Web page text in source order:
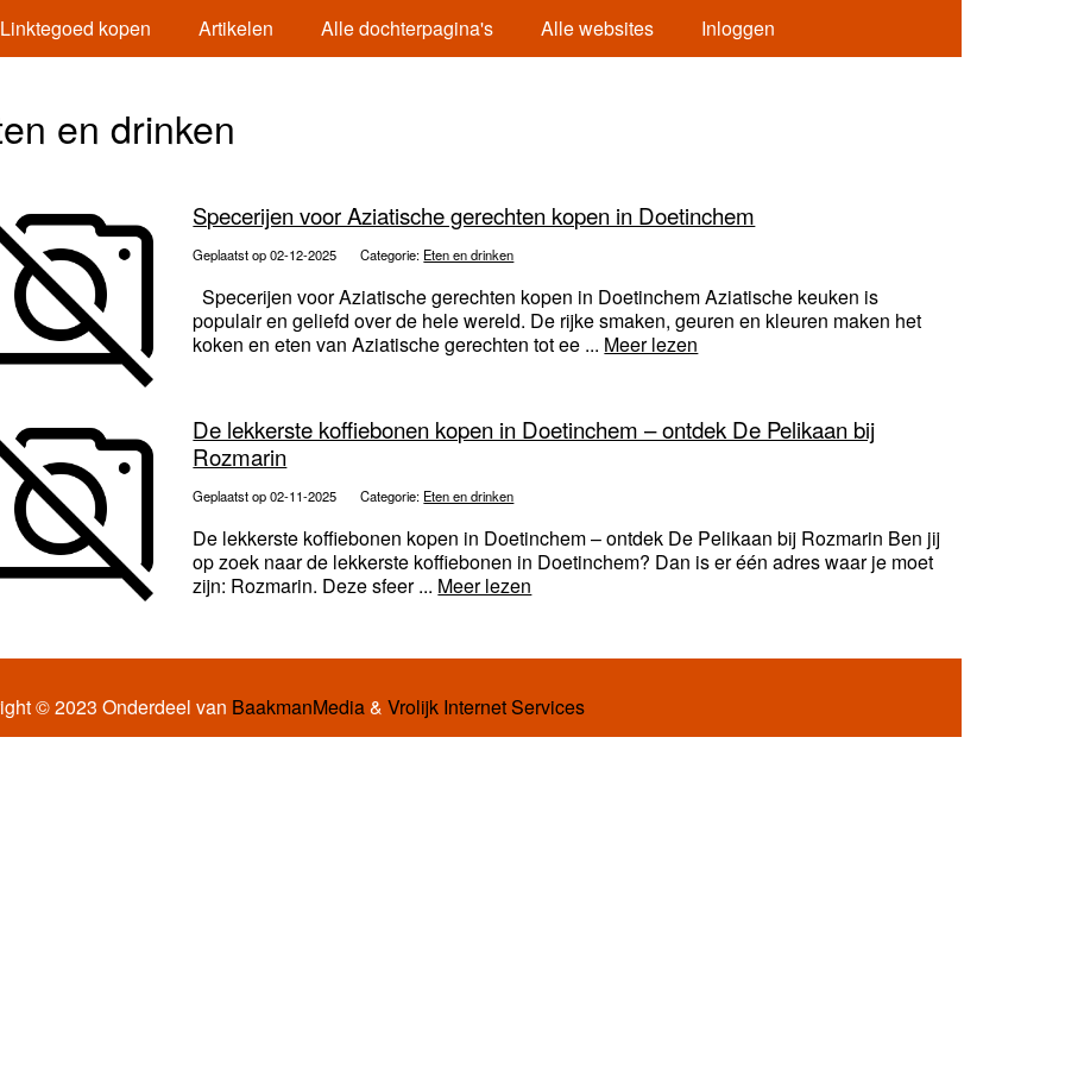
Linktegoed kopen Artikelen Alle dochterpagina's Alle websites Inloggen
en drinken
Specerijen voor Aziatische gerechten kopen in Doetinchem
Geplaatst op 02-12-2025 Categorie: Eten en drinken
Specerijen voor Aziatische gerechten kopen in Doetinchem Aziatische keuken is
populair en geliefd over de hele wereld. De rijke smaken, geuren en kleuren maken het
koken en eten van Aziatische gerechten tot ee ... Meer lezen
De lekkerste koffiebonen kopen in Doetinchem – ontdek De Pelikaan bij
Rozmarin
Geplaatst op 02-11-2025 Categorie: Eten en drinken
De lekkerste koffiebonen kopen in Doetinchem – ontdek De Pelikaan bij Rozmarin Ben jij
op zoek naar de lekkerste koffiebonen in Doetinchem? Dan is er één adres waar je moet
zijn: Rozmarin. Deze sfeer ... Meer lezen
© 2023 Onderdeel van BaakmanMedia& Vrolijk Internet Services